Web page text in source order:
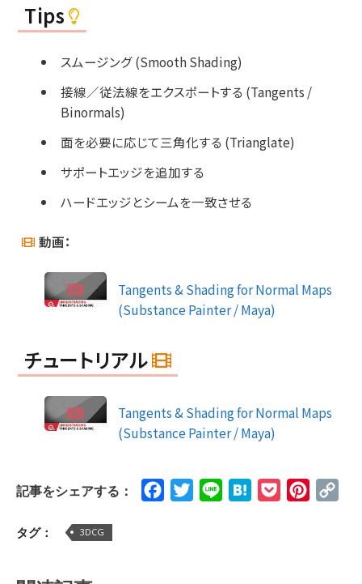
Tips
スムージング (Smooth Shading)
接線／従法線をエクスポートする (Tangents /
Binormals)
面を必要に応じて三角化する (Trianglate)
サポートエッジを追加する
ハードエッジとシームを一致させる
動画：
Tangents & Shading for Normal Maps
(Substance Painter / Maya)
チュートリアル
Tangents & Shading for Normal Maps
(Substance Painter / Maya)
記事をシェアする： FacebookTwitterLine HatenaPocket
タグ： 3DCG